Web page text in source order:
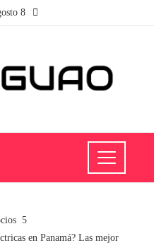
8
en Panamá? Las mejor